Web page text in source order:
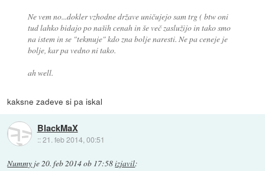
Ne vem no...dokler vzhodne države uničujejo sam trg ( btw oni
tud lahko bidajo po naših cenah in še več zaslužijo in tako smo
na istem in se "tekmuje" kdo zna bolje naresti. Ne pa ceneje je
bolje, kar pa vedno ni tako.
ah well.
kaksne zadeve si pa iskal
BlackMaX
::21. feb 2014, 00:51
Nummy je20. feb 2014 ob 17:58izjavil: